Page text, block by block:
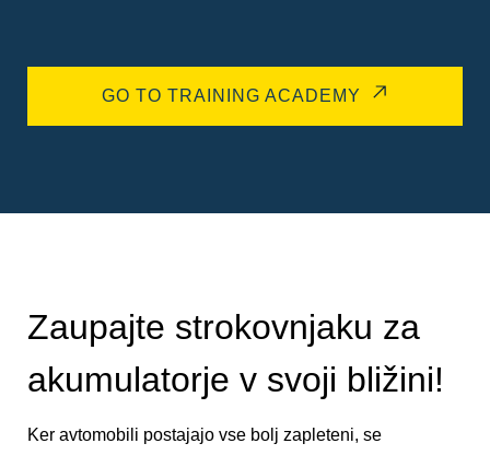
GO TO TRAINING ACADEMY
Zaupajte strokovnjaku za
akumulatorje v svoji bližini!
Ker avtomobili postajajo vse bolj zapleteni, se